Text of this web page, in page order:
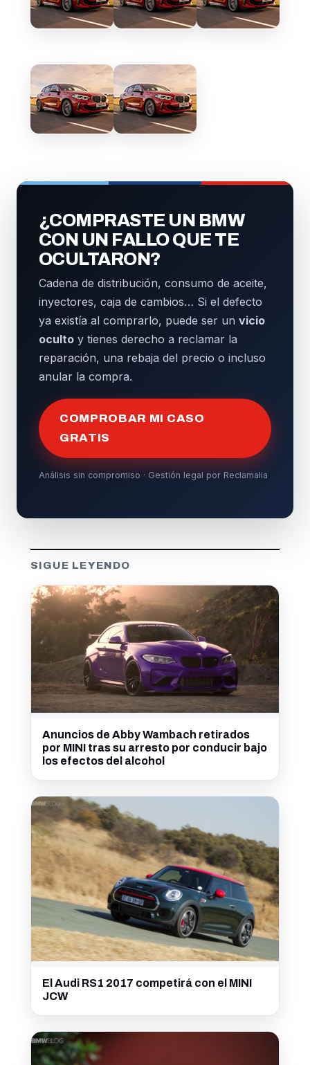
¿COMPRASTE UN BMW
CON UN FALLO QUE TE
OCULTARON?
Cadena de distribución, consumo de aceite,
inyectores, caja de cambios… Si el defecto
ya existía al comprarlo, puede ser un vicio
oculto y tienes derecho a reclamar la
reparación, una rebaja del precio o incluso
anular la compra.
COMPROBAR MI CASO
GRATIS
Análisis sin compromiso · Gestión legal por Reclamalia
SIGUE LEYENDO
Anuncios de Abby Wambach retirados
por MINI tras su arresto por conducir bajo
los efectos del alcohol
El Audi RS1 2017 competirá con el MINI
JCW